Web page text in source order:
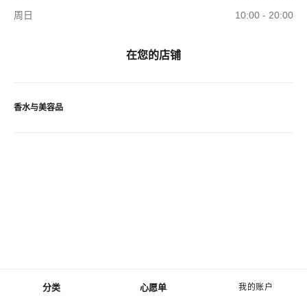
菜单 - 主导航
分类 心愿单 我的账户
周日
10:00 - 20:00
在您的店铺
香水与美容品